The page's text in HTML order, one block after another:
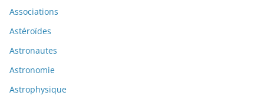
Associations
Astéroïdes
Astronautes
Astronomie
Astrophysique